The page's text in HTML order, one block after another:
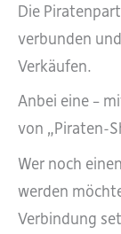
Die
verbunden
Verkäufen.
Anbei eine –
von „Piraten-
Wer noch
werden
Verbindung